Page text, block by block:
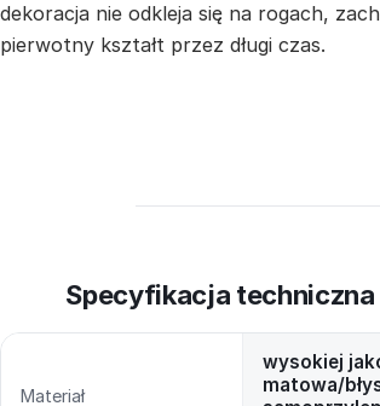
dekoracja nie odkleja się na rogach,
pierwotny kształt przez długi czas.
Specyfikacja techniczna
Materiał
wysokiej
matowa/